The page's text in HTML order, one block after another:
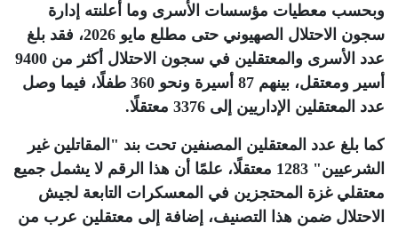
وبحسب معطيات مؤسسات الأسرى وما أعلنته إدارة
سجون الاحتلال الصهيوني حتى مطلع مايو 2026، فقد بلغ
عدد الأسرى والمعتقلين في سجون الاحتلال أكثر من 9400
أسير ومعتقل، بينهم 87 أسيرة ونحو 360 طفلًا، فيما وصل
عدد المعتقلين الإداريين إلى 3376 معتقلًا
.
كما بلغ عدد المعتقلين المصنفين تحت بند "المقاتلين غير
الشرعيين" 1283 معتقلًا، علمًا أن هذا الرقم لا يشمل جميع
معتقلي غزة المحتجزين في المعسكرات التابعة لجيش
الاحتلال ضمن هذا التصنيف، إضافة إلى معتقلين عرب من